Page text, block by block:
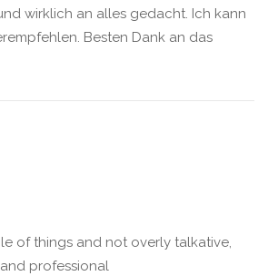
wirklich an alles gedacht. Ich kann
Besten Dank an das
of things and not overly talkative,
professional